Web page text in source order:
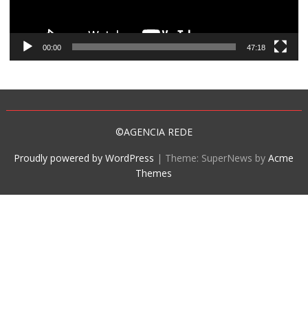
00:00 47:18
©AGENCIA REDE
Proudly powered by WordPress | Theme: SuperNews byAcme
Themes